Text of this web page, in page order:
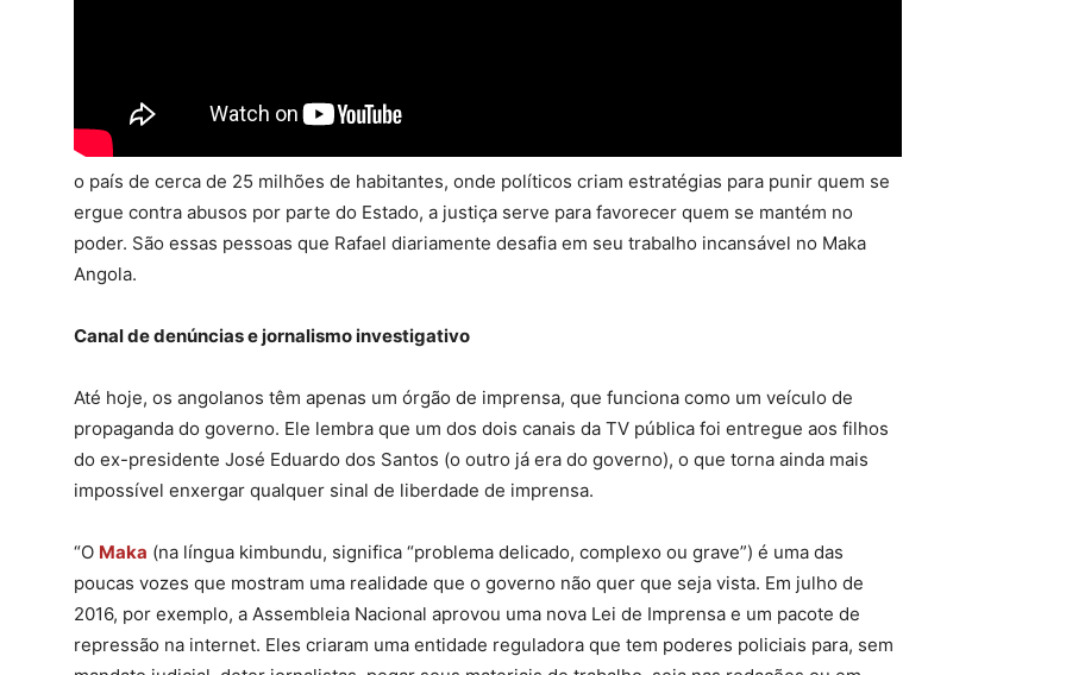
o país de cerca de 25 milhões de habitantes, onde políticos criam estratégias para punir quem se
ergue contra abusos por parte do Estado, a justiça serve para favorecer quem se mantém no
poder. São essas pessoas que Rafael diariamente desafia em seu trabalho incansável no Maka
Angola.
Canal de denúncias e jornalismo investigativo
Até hoje, os angolanos têm apenas um órgão de imprensa, que funciona como um veículo de
propaganda do governo. Ele lembra que um dos dois canais da TV pública foi entregue aos filhos
do ex-presidente José Eduardo dos Santos (o outro já era do governo), o que torna ainda mais
impossível enxergar qualquer sinal de liberdade de imprensa.
“O Maka (na língua kimbundu, significa “problema delicado, complexo ou grave”) é uma das
poucas vozes que mostram uma realidade que o governo não quer que seja vista. Em julho de
2016, por exemplo, a Assembleia Nacional aprovou uma nova Lei de Imprensa e um pacote de
repressão na internet. Eles criaram uma entidade reguladora que tem poderes policiais para, sem